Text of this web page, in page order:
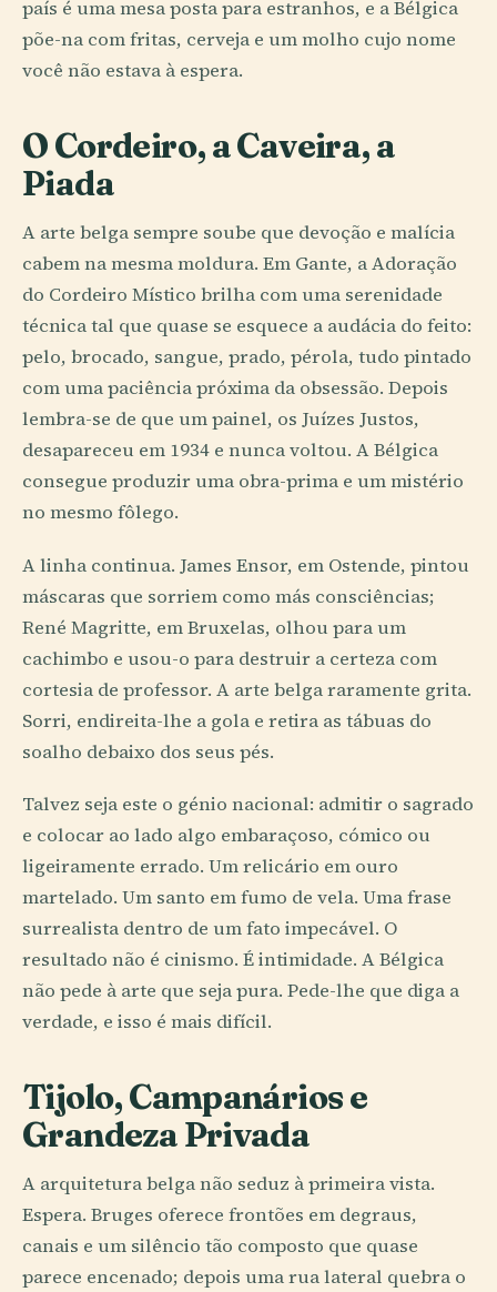
país é uma mesa posta para estranhos, e a Bélgica
põe-na com fritas, cerveja e um molho cujo nome
você não estava à espera.
O Cordeiro, a Caveira, a
Piada
A arte belga sempre soube que devoção e malícia
cabem na mesma moldura. Em Gante, a Adoração
do Cordeiro Místico brilha com uma serenidade
técnica tal que quase se esquece a audácia do feito:
pelo, brocado, sangue, prado, pérola, tudo pintado
com uma paciência próxima da obsessão. Depois
lembra-se de que um painel, os Juízes Justos,
desapareceu em 1934 e nunca voltou. A Bélgica
consegue produzir uma obra-prima e um mistério
no mesmo fôlego.
A linha continua. James Ensor, em Ostende, pintou
máscaras que sorriem como más consciências;
René Magritte, em Bruxelas, olhou para um
cachimbo e usou-o para destruir a certeza com
cortesia de professor. A arte belga raramente grita.
Sorri, endireita-lhe a gola e retira as tábuas do
soalho debaixo dos seus pés.
Talvez seja este o génio nacional: admitir o sagrado
e colocar ao lado algo embaraçoso, cómico ou
ligeiramente errado. Um relicário em ouro
martelado. Um santo em fumo de vela. Uma frase
surrealista dentro de um fato impecável. O
resultado não é cinismo. É intimidade. A Bélgica
não pede à arte que seja pura. Pede-lhe que diga a
verdade, e isso é mais difícil.
Tijolo, Campanários e
Grandeza Privada
A arquitetura belga não seduz à primeira vista.
Espera. Bruges oferece frontões em degraus,
canais e um silêncio tão composto que quase
parece encenado; depois uma rua lateral quebra o